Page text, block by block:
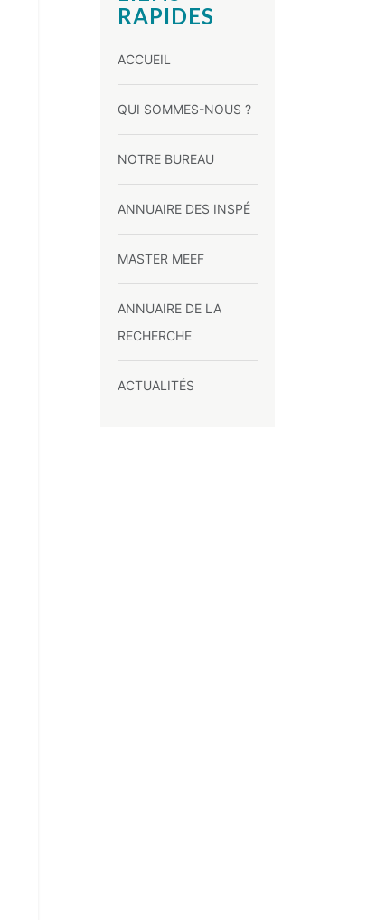
RAPIDES
ACCUEIL
QUI SOMMES-NOUS ?
NOTRE BUREAU
ANNUAIRE DES INSPÉ
MASTER MEEF
ANNUAIRE DE LA
RECHERCHE
ACTUALITÉS